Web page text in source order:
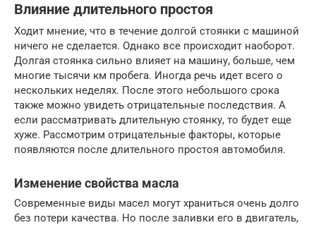
Влияние длительного простоя
Ходит мнение, что в течение долгой стоянки с машиной
ничего не сделается. Однако все происходит наоборот.
Долгая стоянка сильно влияет на машину, больше, чем
многие тысячи км пробега. Иногда речь идет всего о
нескольких неделях. После этого небольшого срока
также можно увидеть отрицательные последствия. А
если рассматривать длительную стоянку, то будет еще
хуже. Рассмотрим отрицательные факторы, которые
появляются после длительного простоя автомобиля.
Изменение свойства масла
Современные виды масел могут храниться очень долго
без потери качества. Но после заливки его в двигатель,